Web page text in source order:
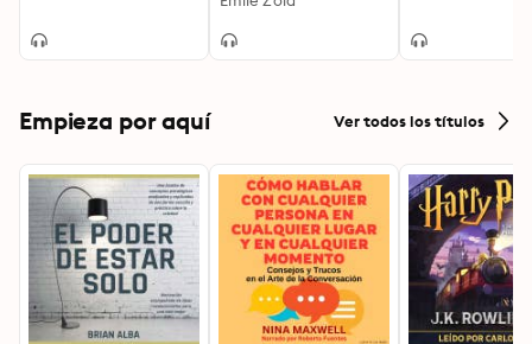
Empieza por aquí Ver todos los títulos